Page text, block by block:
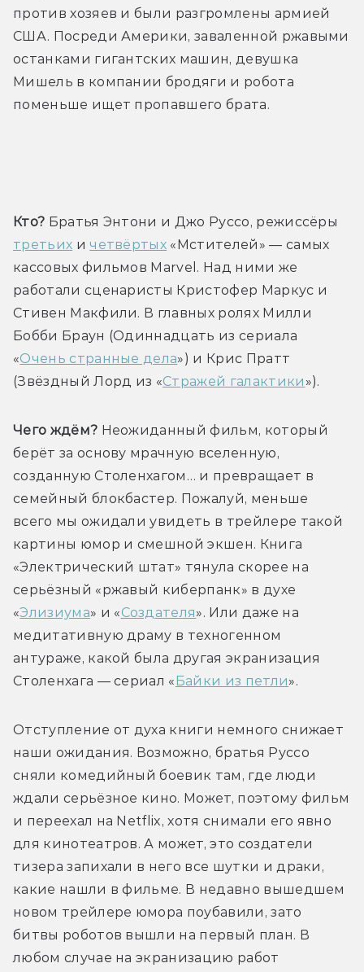
против хозяев и были разгромлены армией
США. Посреди Америки, заваленной ржавыми
останками гигантских машин, девушка
Мишель в компании бродяги и робота
поменьше ищет пропавшего брата.
Кто?
третьих и четвёртых «Мстителей» — самых
кассовых фильмов Marvel. Над ними же
работали сценаристы Кристофер Маркус и
Стивен Макфили. В главных ролях Милли
Бобби Браун (Одиннадцать из сериала
«Очень странные дела») и Крис Пратт
(Звёздный Лорд из «Стражей галактики »).
Чего ждём? Неожиданный фильм, который
берёт за основу мрачную вселенную,
созданную Столенхагом… и превращает в
семейный блокбастер. Пожалуй, меньше
всего мы ожидали увидеть в трейлере такой
картины юмор и смешной экшен. Книга
«Электрический штат» тянула скорее на
серьёзный «ржавый киберпанк» в духе
«Элизиума» и «Создателя». Или даже на
медитативную драму в техногенном
антураже, какой была другая экранизация
Столенхага — сериал «Байки из петли».
Отступление от духа книги немного снижает
наши ожидания. Возможно, братья Руссо
сняли комедийный боевик там, где люди
ждали серьёзное кино. Может, поэтому фильм
и переехал на Netflix, хотя снимали его явно
для кинотеатров. А может, это создатели
тизера запихали в него все шутки и драки,
какие нашли в фильме. В недавно вышедшем
новом трейлере юмора поубавили, зато
битвы роботов вышли на первый план. В
любом случае на экранизацию работ